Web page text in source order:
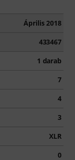
Április 2018
433467
1 darab
7
4
3
XLR
0